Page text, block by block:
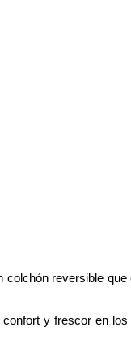
reversible
y frescor en